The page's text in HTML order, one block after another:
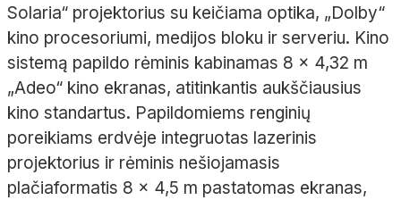
Solaria“ projektorius su keičiama optika, „Dolby“
kino procesoriumi, medijos bloku ir serveriu. Kino
sistemą papildo rėminis kabinamas 8 × 4,32 m
„Adeo“ kino ekranas, atitinkantis aukščiausius
kino standartus. Papildomiems renginių
poreikiams erdvėje integruotas lazerinis
projektorius ir rėminis nešiojamasis
plačiaformatis 8 × 4,5 m pastatomas ekranas,